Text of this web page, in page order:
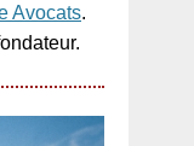
Avocats.